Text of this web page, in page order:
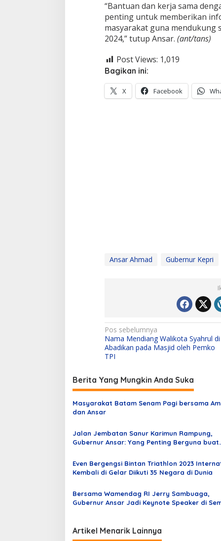
“Bantuan dan kerja sama
penting untuk memberikan
masyarakat guna mendukung
2024,” tutup Ansar. (ant/tans)
Post Views: 1,019
Bagikan ini:
X Facebook
Ansar Ahmad Gubernur Kepri
N
a
v
g
a
s
i
p
s
Pos sebelumnya
Nama Mendiang Walikota Syahrul di
Abadikan pada Masjid oleh Pemko
TPI
Berita Yang Mungkin Anda Suka
Masyarakat Batam Senam Pagi bersama
dan Ansar
Jalan Jembatan Sanur Karimun Rampung,
Gubernur Ansar: Yang Penting Berguna buat
Even Bergengsi Bintan Triathlon 2023
Kembali di Gelar Diikuti 35 Negara di Dunia
Bersama Wamendag RI Jerry Sambuaga,
Gubernur Ansar Jadi Keynote Speaker di
Artikel Menarik Lainnya